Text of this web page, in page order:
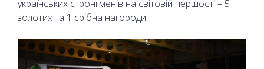
українських стронгменів на світовій першості – 5
золотих та 1 срібна нагороди.